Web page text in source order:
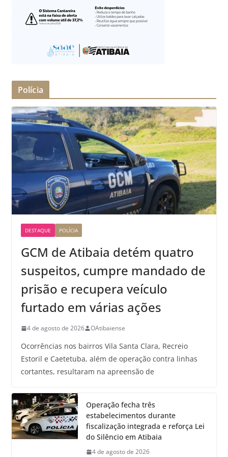
Polícia
DESTAQUE POLÍCIA
GCM de Atibaia detém quatro
suspeitos, cumpre mandado de
prisão e recupera veículo
furtado em várias ações
4 de agosto de 2026 OAtibaiense
Ocorrências nos bairros Vila Santa Clara, Recreio
Estoril e Caetetuba, além de operação contra linhas
cortantes, resultaram na apreensão de
Operação fecha três
estabelecimentos durante
fiscalização integrada e reforça Lei
do Silêncio em Atibaia
4 de agosto de 2026